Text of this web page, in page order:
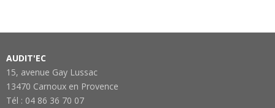
AUDIT'EC
15, avenue Gay Lussac
13470 Carnoux en Provence
Tél : 04 86 36 70 07